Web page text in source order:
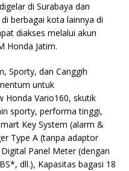
di Surabaya dan
berbagai kota lainnya di
diakses melalui akun
Honda Jatim.
Sporty, dan Canggih
untuk
Honda Vario160, skutik
sporty, performa tinggi,
Key System (alarm &
Type A (tanpa adaptor
Panel Meter (dengan
dll.), Kapasitas bagasi 18